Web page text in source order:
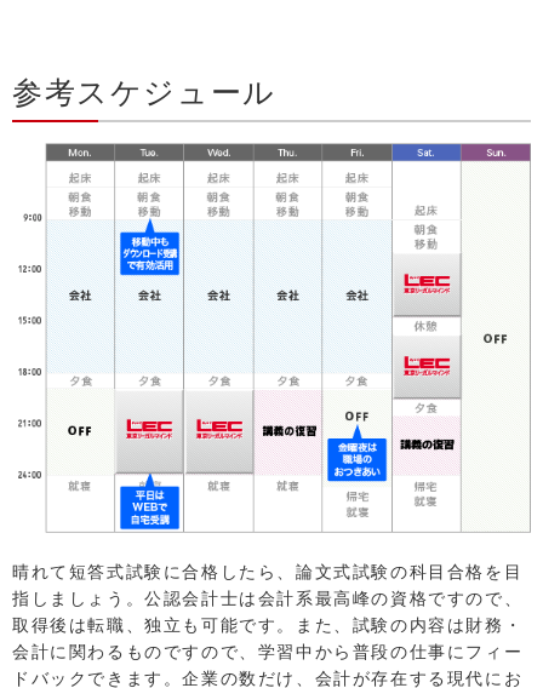
参考スケジュール
晴れて短答式試験に合格したら、論文式試験の科目合格を目
指しましょう。公認会計士は会計系最高峰の資格ですので、
取得後は転職、独立も可能です。また、試験の内容は財務・
会計に関わるものですので、学習中から普段の仕事にフィー
ドバックできます。企業の数だけ、会計が存在する現代にお